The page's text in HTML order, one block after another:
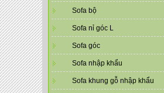
Sofa bộ
Sofa nỉ góc L
Sofa góc
Sofa nhập khẩu
Sofa khung gỗ nhập khẩu